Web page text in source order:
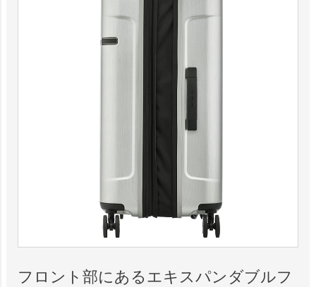
フロント部にあるエキスパンダブルフ